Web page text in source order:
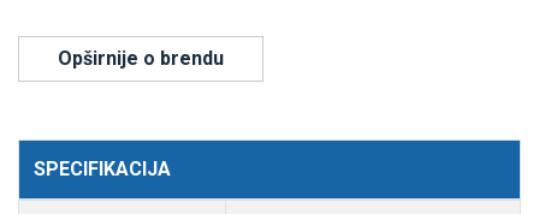
Opširnije o brendu
SPECIFIKACIJA